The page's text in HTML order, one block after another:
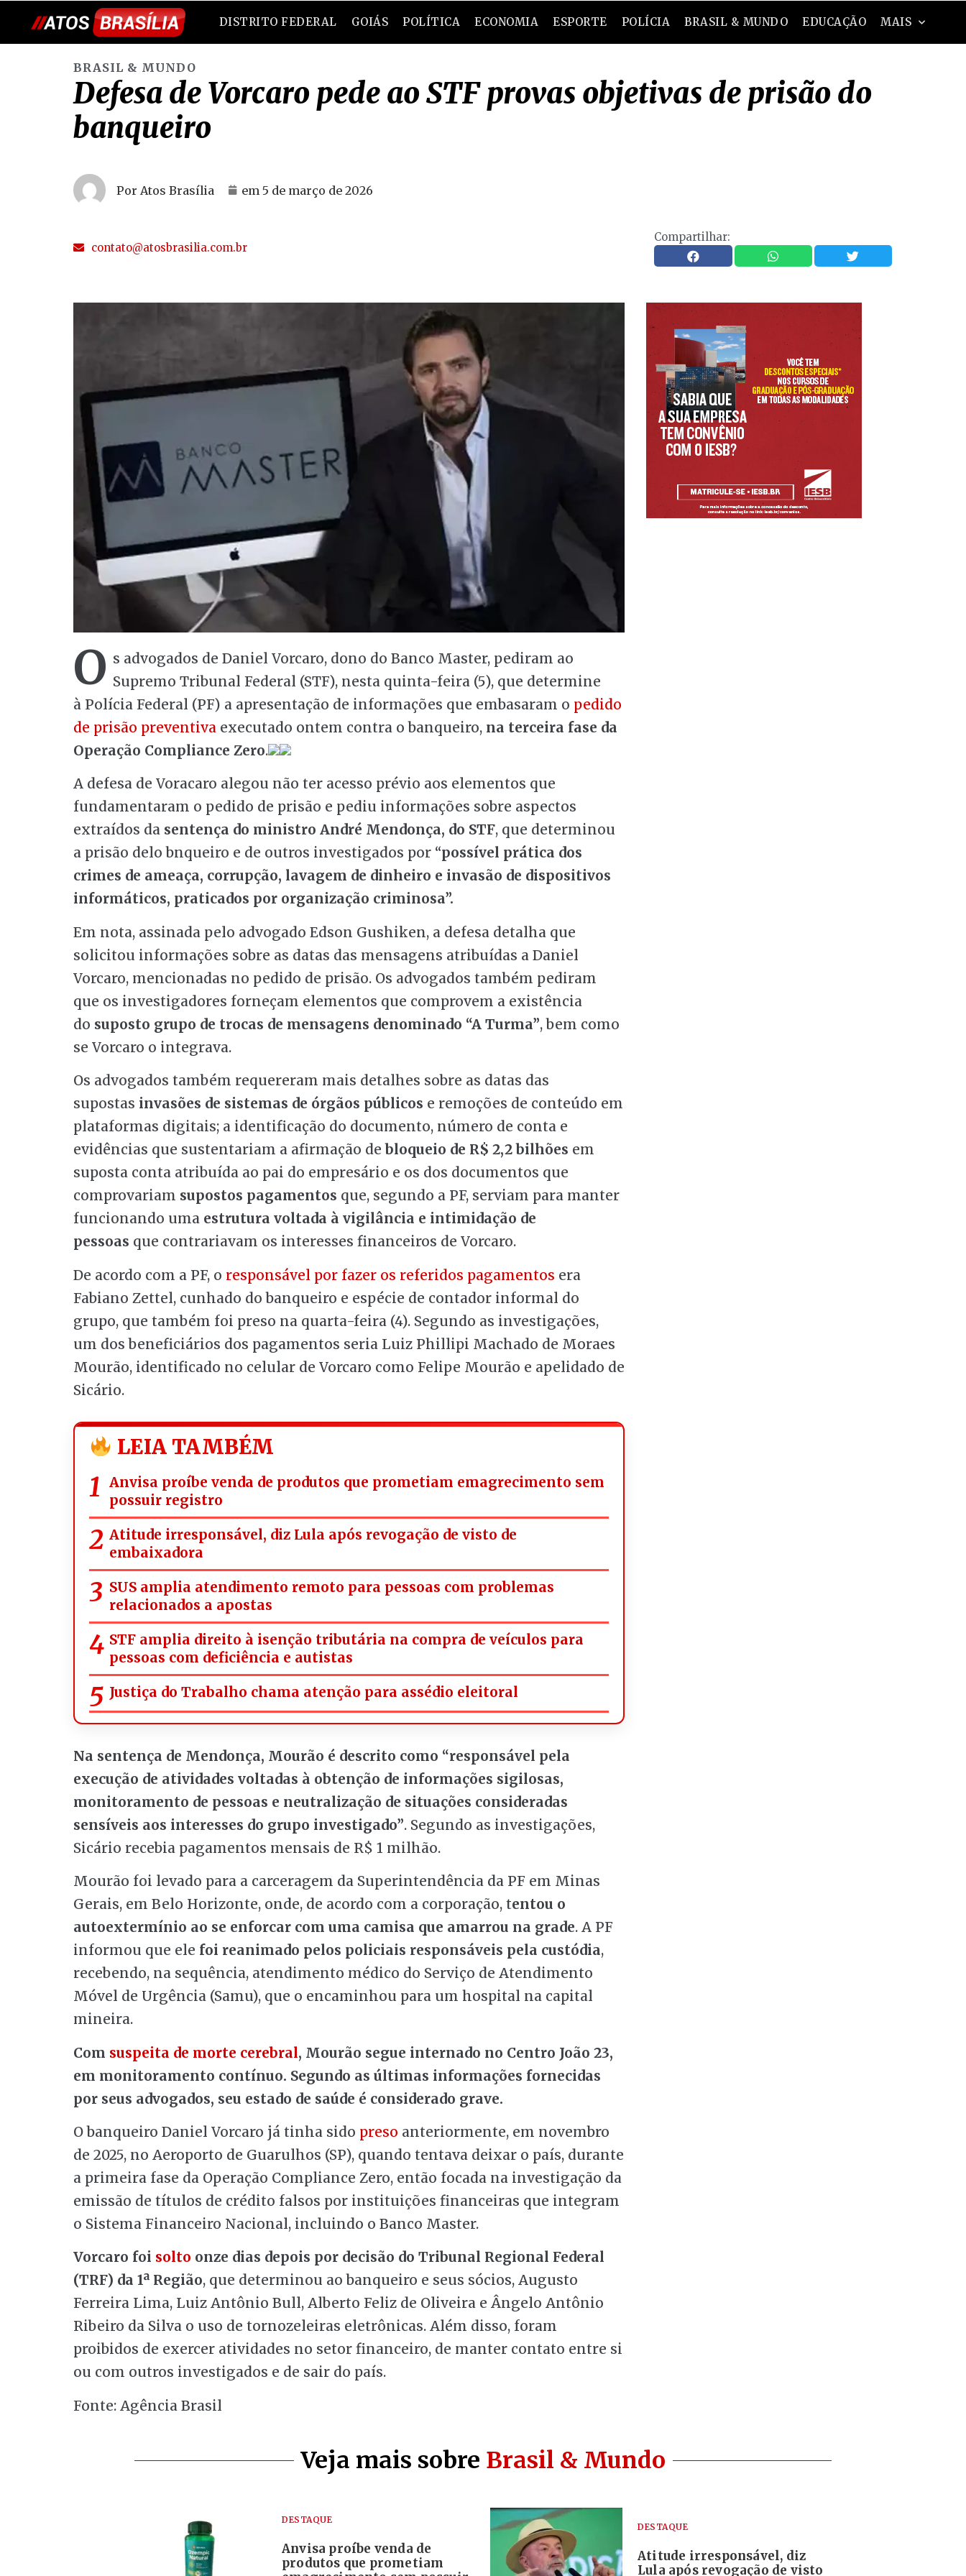
DISTRITO FEDERAL GOIÁS POLÍTICA ECONOMIA ESPORTE POLÍCIA BRASIL & MUNDO EDUCAÇÃO MAIS
BRASIL & MUNDO
Defesa de Vorcaro pede ao STF provas objetivas de prisão do
banqueiro
Por Atos Brasília em 5 de março de 2026
contato@atosbrasilia.com.br
Compartilhar:
O s advogados de Daniel Vorcaro, dono do Banco Master, pediram ao
Supremo Tribunal Federal (STF), nesta quinta-feira (5), que determine
à Polícia Federal (PF) a apresentação de informações que embasaram o pedido
de prisão preventiva executado ontem contra o banqueiro, na terceira fase da
Operação Compliance Zero.
A defesa de Voracaro alegou não ter acesso prévio aos elementos que
fundamentaram o pedido de prisão e pediu informações sobre aspectos
extraídos da sentença do ministro André Mendonça, do STF, que determinou
a prisão delo bnqueiro e de outros investigados por “possível prática dos
crimes de ameaça, corrupção, lavagem de dinheiro e invasão de dispositivos
informáticos, praticados por organização criminosa”.
Em nota, assinada pelo advogado Edson Gushiken, a defesa detalha que
solicitou informações sobre as datas das mensagens atribuídas a Daniel
Vorcaro, mencionadas no pedido de prisão. Os advogados também pediram
que os investigadores forneçam elementos que comprovem a existência
do suposto grupo de trocas de mensagens denominado “A Turma”, bem como
se Vorcaro o integrava.
Os advogados também requereram mais detalhes sobre as datas das
supostas invasões de sistemas de órgãos públicos e remoções de conteúdo em
plataformas digitais; a identificação do documento, número de conta e
evidências que sustentariam a afirmação de bloqueio de R$ 2,2 bilhões em
suposta conta atribuída ao pai do empresário e os dos documentos que
comprovariam supostos pagamentos que, segundo a PF, serviam para manter
funcionando uma estrutura voltada à vigilância e intimidação de
pessoas que contrariavam os interesses financeiros de Vorcaro.
De acordo com a PF, o responsável por fazer os referidos pagamentos era
Fabiano Zettel, cunhado do banqueiro e espécie de contador informal do
grupo, que também foi preso na quarta-feira (4). Segundo as investigações,
um dos beneficiários dos pagamentos seria Luiz Phillipi Machado de Moraes
Mourão, identificado no celular de Vorcaro como Felipe Mourão e apelidado de
Sicário.
LEIA TAMBÉM
Anvisa proíbe venda de produtos que prometiam emagrecimento sem
possuir registro
Atitude irresponsável, diz Lula após revogação de visto de
embaixadora
SUS amplia atendimento remoto para pessoas com problemas
relacionados a apostas
STF amplia direito à isenção tributária na compra de veículos para
pessoas com deficiência e autistas
Justiça do Trabalho chama atenção para assédio eleitoral
Na sentença de Mendonça, Mourão é descrito como “responsável pela
execução de atividades voltadas à obtenção de informações sigilosas,
monitoramento de pessoas e neutralização de situações consideradas
sensíveis aos interesses do grupo investigado”. Segundo as investigações,
Sicário recebia pagamentos mensais de R$ 1 milhão.
Mourão foi levado para a carceragem da Superintendência da PF em Minas
Gerais, em Belo Horizonte, onde, de acordo com a corporação, tentou o
autoextermínio ao se enforcar com uma camisa que amarrou na grade. A PF
informou que ele foi reanimado pelos policiais responsáveis pela custódia,
recebendo, na sequência, atendimento médico do Serviço de Atendimento
Móvel de Urgência (Samu), que o encaminhou para um hospital na capital
mineira.
Com suspeita de morte cerebral, Mourão segue internado no Centro João 23,
em monitoramento contínuo. Segundo as últimas informações fornecidas
por seus advogados, seu estado de saúde é considerado grave.
O banqueiro Daniel Vorcaro já tinha sido preso anteriormente, em novembro
de 2025, no Aeroporto de Guarulhos (SP), quando tentava deixar o país, durante
a primeira fase da Operação Compliance Zero, então focada na investigação da
emissão de títulos de crédito falsos por instituições financeiras que integram
o Sistema Financeiro Nacional, incluindo o Banco Master.
Vorcaro foi solto onze dias depois por decisão do Tribunal Regional Federal
(TRF) da 1ª Região, que determinou ao banqueiro e seus sócios, Augusto
Ferreira Lima, Luiz Antônio Bull, Alberto Feliz de Oliveira e Ângelo Antônio
Ribeiro da Silva o uso de tornozeleiras eletrônicas. Além disso, foram
proibidos de exercer atividades no setor financeiro, de manter contato entre si
ou com outros investigados e de sair do país.
Fonte: Agência Brasil
Veja mais sobre Brasil & Mundo
DESTAQUE
Anvisa proíbe venda de
produtos que prometiam
DESTAQUE
Atitude irresponsável, diz
Lula após revogação de visto